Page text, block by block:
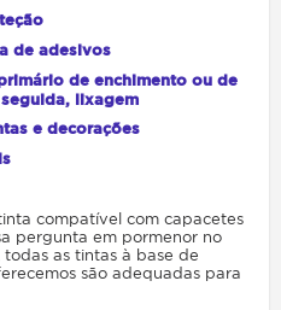
de adesivos
de enchimento ou de
lixagem
e decorações
compatível com capacetes
pergunta em pormenor no
as tintas à base de
são adequadas para